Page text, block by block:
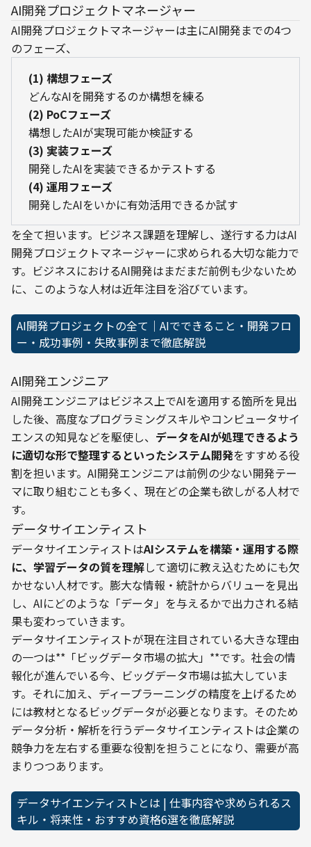
AI開発プロジェクトマネージャー
AI開発プロジェクトマネージャーは主にAI開発までの4つ
のフェーズ、
(1) 構想フェーズ
(2) PoCフェーズ
(3) 実装フェーズ
(4) 運用フェーズ
開発したAIをいかに有効活用できるか試す
を全て担います。ビジネス課題を理解し、遂行する力はAI
開発プロジェクトマネージャーに求められる大切な能力で
す。ビジネスにおけるAI開発はまだまだ前例も少ないため
に、このような人材は近年注目を浴びています。
AI開発プロジェクトの全て｜AIでできること・開発フロ
ー・成功事例・失敗事例まで徹底解説
AI開発エンジニア
AI開発エンジニアはビジネス上でAIを適用する箇所を見出
した後、高度なプログラミングスキルやコンピュータサイ
エンスの知見などを駆使し、 データをAIが処理できるよう
に適切な形で整理するといったシステム開発をすすめる役
割を担います。AI開発エンジニアは前例の少ない開発テー
マに取り組むことも多く、現在どの企業も欲しがる人材で
す。
データサイエンティスト
データサイエンティストはAIシステムを構築・運用する際
に、学習データの質を理解して適切に教え込むためにも欠
かせない人材です。膨大な情報・統計からバリューを見出
し、AIにどのような「データ」を与えるかで出力される結
果も変わっていきます。
データサイエンティストが現在注目されている大きな理由
の一つは**「ビッグデータ市場の拡大」**です。社会の情
報化が進んでいる今、ビッグデータ市場は拡大していま
す。それに加え、ディープラーニングの精度を上げるため
には教材となるビッグデータが必要となります。そのため
データ分析・解析を行うデータサイエンティストは企業の
競争力を左右する重要な役割を担うことになり、需要が高
まりつつあります。
データサイエンティストとは | 仕事内容や求められるス
キル・将来性・おすすめ資格6選を徹底解説